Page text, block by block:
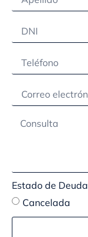
Estado de Deuda
Cancelada